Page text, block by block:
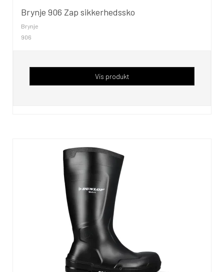
Brynje 906 Zap sikkerhedssko
Brynje
906
Vis produkt